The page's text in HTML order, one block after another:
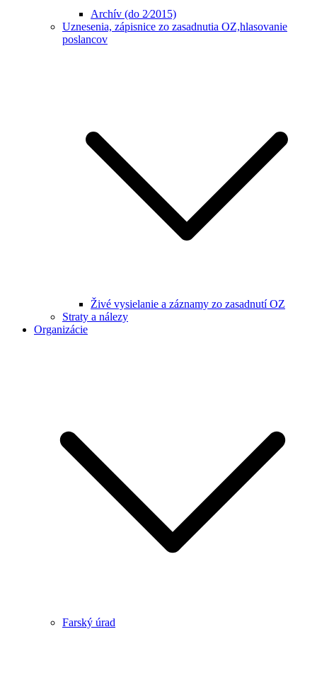
Archív (do 2⁄2015)
Uznesenia, zápisnice zo zasadnutia OZ,hlasovanie
poslancov
Živé vysielanie a záznamy zo zasadnutí OZ
Straty a nálezy
Organizácie
Farský úrad